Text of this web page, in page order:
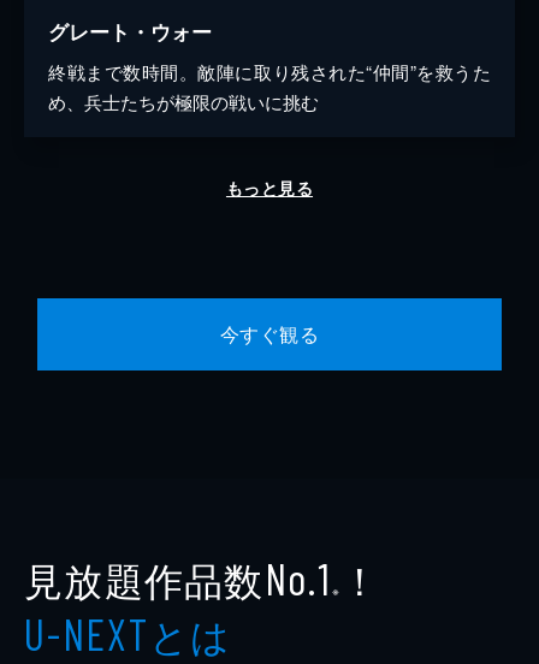
グレート・ウォー
終戦まで数時間。敵陣に取り残された“仲間”を救うた
め、兵士たちが極限の戦いに挑む
もっと見る
今すぐ観る
見放題作品数No.1 ※ ！
U-NEXTとは